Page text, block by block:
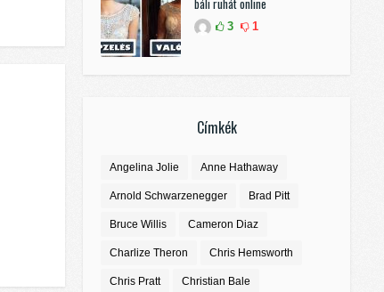
báli ruhát online
3 1
Címkék
Angelina Jolie Anne Hathaway
Arnold Schwarzenegger Brad Pitt
Bruce Willis Cameron Diaz
Charlize Theron Chris Hemsworth
Chris Pratt Christian Bale